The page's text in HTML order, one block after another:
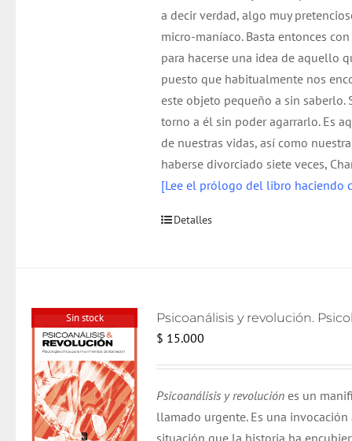
a decir verdad, algo muy
micro-maníaco. Basta entonces
para hacerse una idea de aquello
puesto que habitualmente nos
este objeto pequeño a sin saberlo.
torno a él sin poder agarrarlo. Es
de nuestras vidas, así como
haberse divorciado siete veces,
[Lee el prólogo del libro haciendo
Detalles
Sin stock
$ 15.000
Psicoanálisis y revolución es un
llamado urgente. Es una
situación que la historia ha